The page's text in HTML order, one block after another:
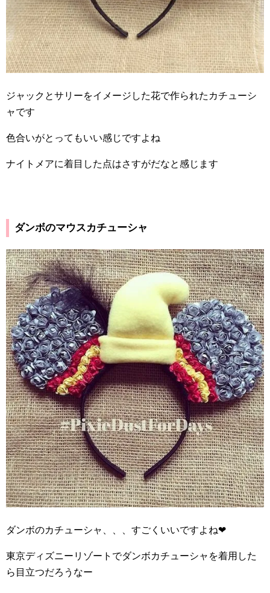
ジャックとサリーをイメージした花で作られたカチューシ
ャです
色合いがとってもいい感じですよね
ナイトメアに着目した点はさすがだなと感じます
ダンボのマウスカチューシャ
ダンボのカチューシャ、、、すごくいいですよね❤︎
東京ディズニーリゾートでダンボカチューシャを着用した
ら目立つだろうなー